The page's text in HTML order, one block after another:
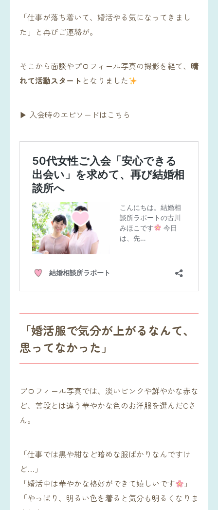
「仕事が落ち着いて、婚活やる気になってきまし
た」と再びご連絡が。
そこから面談やプロフィール写真の撮影を経て、 晴
れて活動スタート となりました
▶ 入会時のエピソードはこちら
「婚活服で気分が上がるなんて、
思ってなかった」
プロフィール写真では、淡いピンクや鮮やかな赤な
ど、普段とは違う華やかな色のお洋服を選んだCさ
ん。
「仕事では黒や紺など暗めな服ばかりなんですけ
ど…」
「婚活中は華やかな格好ができて嬉しいです
」
「やっぱり、明るい色を着ると気分も明るくなりま